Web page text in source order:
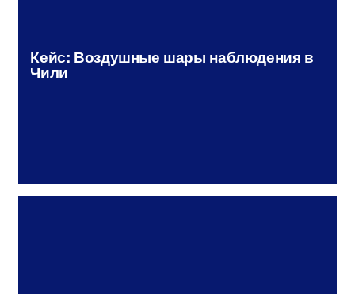
Кейс: Воздушные шары наблюдения в
Чили